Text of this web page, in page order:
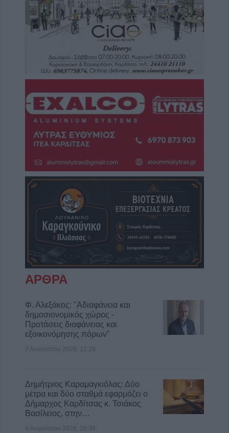
ΑΡΘΡΑ
Φ. Αλεξάκος: "Αδιαφάνεια και
δημοσιονομικός χώρος -
Προτάσεις διαφάνειας και
εξοικονόμησης πόρων"
7 Αυγούστου 2026, 12:29
Δημήτριος Καραμαγκιόλας: Δύο
μέτρα και δύο σταθμά εφαρμόζει ο
Δήμαρχος Καρδίτσας κ. Τσιάκος
Βασίλειος, στην…
4 Αυγούστου 2026, 20:34